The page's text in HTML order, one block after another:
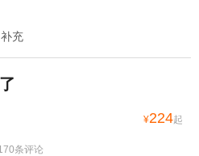
充
¥224起
条评论